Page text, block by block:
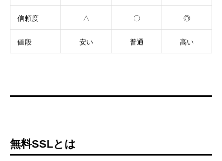
信頼度 △ 〇 ◎
値段 安い 普通 高い
無料SSLとは